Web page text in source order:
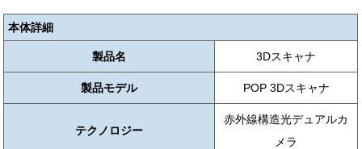
本体詳細
製品名 3Dスキャナ
製品モデル POP 3Dスキャナ
テクノロジー
赤外線構造光デュアルカ
メラ